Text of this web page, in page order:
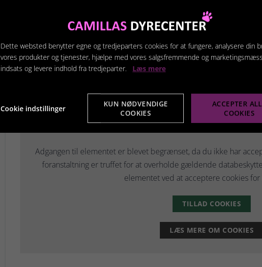
På heste kan sæbes bruges på sår, rifter, regneksem,
Brugsvejledning til heste
Elementet er
Adgangen til elementet er blevet begrænset, da du ikke har
foranstaltning er truffet for at overholde gældende
elementet ved at acceptere cookies
TILLAD COOKIES
LÆS MERE OM COOKIES
Dette websted benytter egne og tredjeparters cookies for at fungere, analysere din
vores produkter og tjenester, hjælpe med vores salgsfremmende og
indsats og levere indhold fra tredjeparter. Læs mere
Cookie indstillinger
KUN NØDVENDIGE
COOKIES
ACCEPTER
COOKIES